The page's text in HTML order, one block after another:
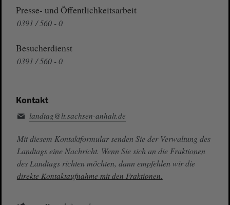
Presse- und Öffentlichkeitsarbeit
0391 / 560 - 0
Besucherdienst
0391 / 560 - 0
Kontakt
landtag@lt.sachsen-anhalt.de
Mit diesem Kontaktformular senden Sie der Verwaltung des
Landtags eine Nachricht. Wenn Sie sich an die Fraktionen
des Landtags richten möchten, dann empfehlen wir die
direkte Kontaktaufnahme mit den Fraktionen.